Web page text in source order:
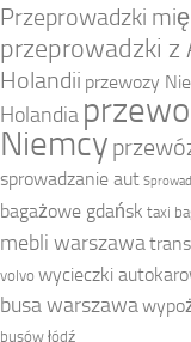
Przeprowadzki
przeprowadzki z
Holandii przewozy
Holandia
Niemcy
sprowadzanie aut
bagażowe gdańsk taxi
mebli warszawa
volvo wycieczki
busa warszawa
busów łódź